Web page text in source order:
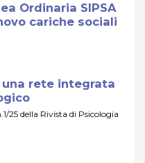
Ordinaria SIPSA
cariche sociali
rete integrata
25 della Rivista di Psicologia